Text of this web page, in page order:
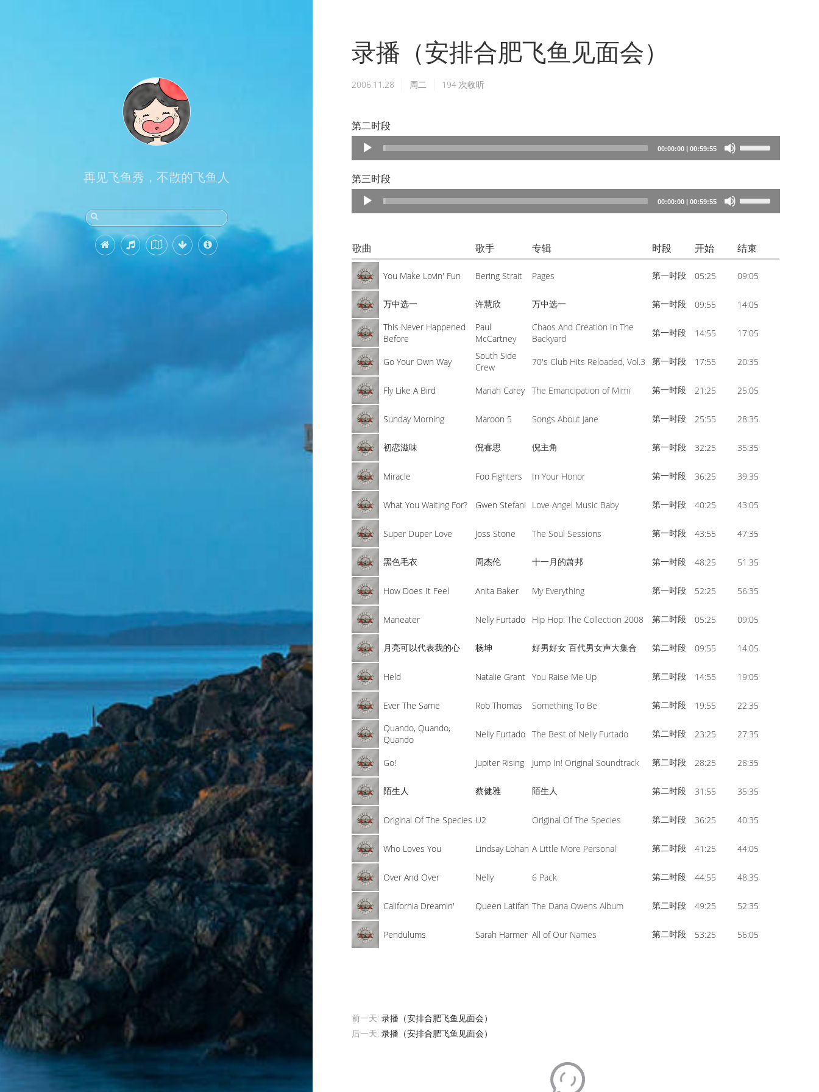
再见飞鱼秀，不散的飞鱼人
录播（安排合肥飞鱼见面会）
2006.11.28 周二 194 次收听
第二时段
Audio
Player
00:00:00| 00:59:55
Use
Up/Down
to
or
decrease
volume.
第三时段
Audio
Player
00:00:00| 00:59:55
Use
Up/Down
keys
increase
volume.
歌曲 歌手 专辑 时段 开始 结束
You Make Lovin' Fun Bering Strait Pages 第一时段 05:25 09:05
万中选一 许慧欣 万中选一 第一时段 09:55
14:05
This Never Happened
Before
Paul
McCartney
Chaos And Creation In The
Backyard
第一时段 14:55 17:05
Go Your Own Way
South Side
Crew
70's Club Hits Reloaded, Vol.3 第一时段 17:55 20:35
Fly Like A Bird Mariah Carey The Emancipation of Mimi 第一时段 21:25 25:05
Sunday Morning Maroon 5 Songs About Jane 第一时段 25:55 28:35
初恋滋味 倪睿思 倪主角 第一时段 32:25 35:35
Miracle Foo Fighters In Your Honor 第一时段 36:25 39:35
What You Waiting For? Gwen Stefani Love Angel Music Baby 第一时段 40:25 43:05
Super Duper Love Joss Stone The Soul Sessions 第一时段 43:55 47:35
黑色毛衣 周杰伦 十一月的萧邦 第一时段 48:25 51:35
How Does It Feel Anita Baker My Everything 第一时段 52:25 56:35
Maneater Nelly Furtado Hip Hop: The Collection 2008 第二时段 05:25 09:05
月亮可以代表我的心 杨坤 好男好女 百代男女声大集合 第二时段 09:55 14:05
Held Natalie Grant You Raise Me Up 第二时段 14:55 19:05
Ever The Same Rob Thomas Something To Be 第二时段 19:55
22:35
Quando, Quando,
Quando
Nelly Furtado The Best of Nelly Furtado 第二时段 23:25 27:35
Go! Jupiter Rising Jump In! Original Soundtrack 第二时段 28:25 28:35
陌生人 蔡健雅 陌生人 第二时段 31:55 35:35
Original Of The Species U2 Original Of The Species 第二时段 36:25 40:35
Who Loves You Lindsay Lohan A Little More Personal 第二时段 41:25 44:05
Over And Over Nelly 6 Pack 第二时段 44:55 48:35
California Dreamin' Queen Latifah The Dana Owens Album 第二时段 49:25 52:35
Pendulums Sarah Harmer All of Our Names 第二时段 53:25 56:05
前一天:录播（安排合肥飞鱼见面会）
后一天:录播（安排合肥飞鱼见面会）